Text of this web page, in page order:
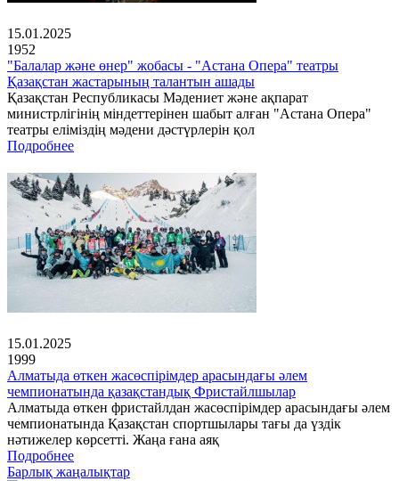
15.01.2025
1952
"Балалар және өнер" жобасы - "Астана Опера" театры
Қазақстан жастарының талантын ашады
Қазақстан Республикасы Мәдениет және ақпарат
министрлігінің міндеттерінен шабыт алған "Астана Опера"
театры еліміздің мәдени дәстүрлерін қол
Подробнее
15.01.2025
1999
Алматыда өткен жасөспірімдер арасындағы әлем
чемпионатында қазақстандық Фристайлшылар
Алматыда өткен фристайлдан жасөспірімдер арасындағы әлем
чемпионатында Қазақстан спортшылары тағы да үздік
нәтижелер көрсетті. Жаңа ғана аяқ
Подробнее
Барлық жаңалықтар